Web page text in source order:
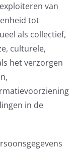
van
tot
als collectief,
culturele,
het verzorgen
in de